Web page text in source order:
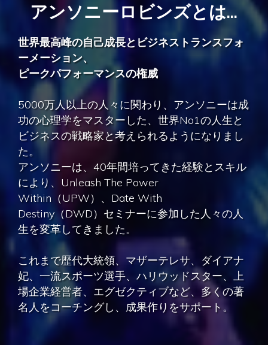
アンソニーロビンズとは...
世界最高峰の自己成長とビジネストランスフォ
ーメーション、
ピークパフォーマンスの権威
5000万人以上の人々に関わり、アンソニーは成
功の心理学をマスターした、世界No1の人生と
ビジネスの戦略家と考えられるようになりまし
た。
アンソニーは、40年間培ってきた経験とスキル
により、Unleash The Power
Within（UPW）、Date With
Destiny（DWD）セミナーに参加した人々の人
生を変革してきました。
これまで歴代大統領、マザーテレサ、ダイアナ
妃、一流スポーツ選手、ハリウッドスター、上
場企業経営者、エグゼクティブなど、多くの著
名人をコーチングし、成果作りをサポート。